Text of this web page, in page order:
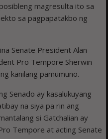
magresulta ito sa
sa pagpapatakbo ng
Senate President Alan
Pro Tempore Sherwin
kanilang pamumuno.
Senado ay kasalukuyang
na siya pa rin ang
si Gatchalian ay
Tempore at acting Senate